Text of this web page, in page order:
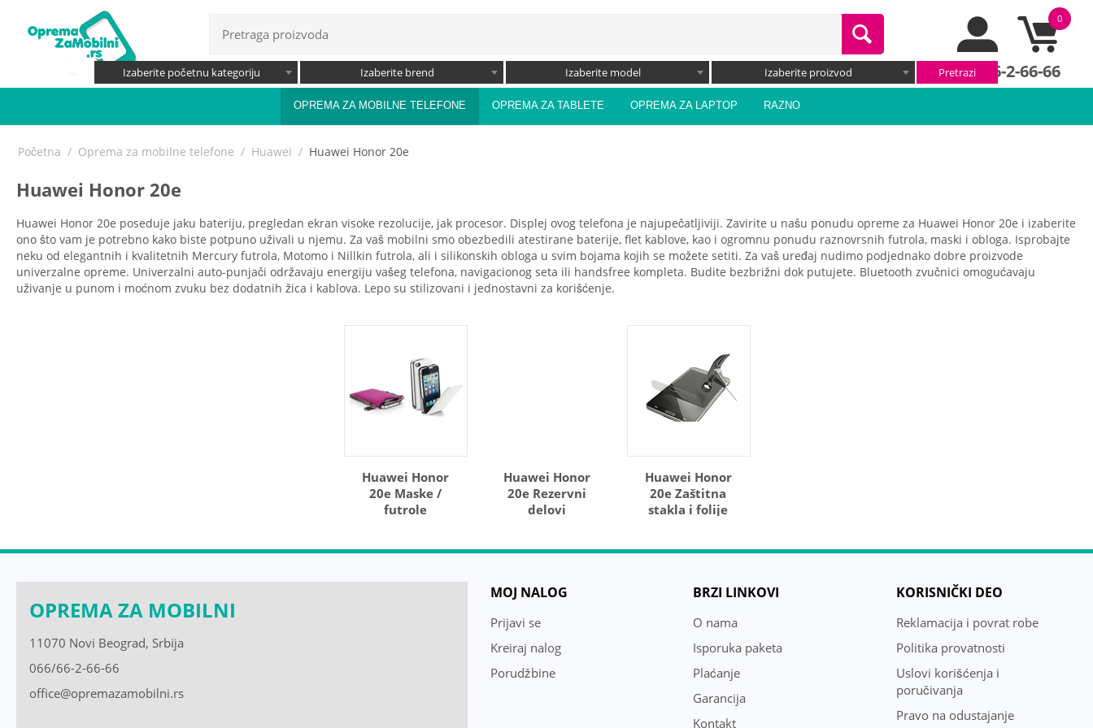
0
066/66-2-66-66
Izaberite početnu kategoriju Izaberite brend Izaberite model Izaberite proizvod
OPREMA ZA MOBILNE TELEFONE OPREMA ZA TABLETE OPREMA ZA LAPTOP RAZNO
Početna / Oprema za mobilne telefone / Huawei / Huawei Honor 20e
Huawei Honor 20e
Huawei Honor 20e poseduje jaku bateriju, pregledan ekran visoke rezolucije, jak procesor. Displej ovog telefona je najupečatljiviji. Zavirite u našu ponudu opreme za Huawei Honor 20e i izaberite
ono što vam je potrebno kako biste potpuno uživali u njemu. Za vaš mobilni smo obezbedili atestirane baterije, flet kablove, kao i ogromnu ponudu raznovrsnih futrola, maski i obloga. Isprobajte
neku od elegantnih i kvalitetnih Mercury futrola, Motomo i Nillkin futrola, ali i silikonskih obloga u svim bojama kojih se možete setiti. Za vaš uređaj nudimo podjednako dobre proizvode
univerzalne opreme. Univerzalni auto-punjači održavaju energiju vašeg telefona, navigacionog seta ili handsfree kompleta. Budite bezbrižni dok putujete. Bluetooth zvučnici omogućavaju
uživanje u punom i moćnom zvuku bez dodatnih žica i kablova. Lepo su stilizovani i jednostavni za korišćenje.
Huawei Honor
20e Maske /
futrole
Huawei Honor
20e Rezervni
delovi
Huawei Honor
20e Zaštitna
stakla i folije
OPREMA ZA MOBILNI
11070 Novi Beograd, Srbija
066/66-2-66-66
office@opremazamobilni.rs
MOJ NALOG
Prijavi se
Kreiraj nalog
Porudžbine
BRZI LINKOVI
O nama
Isporuka paketa
Plaćanje
Garancija
Kontakt
KORISNIČKI DEO
Reklamacija i povrat robe
Politika provatnosti
Uslovi korišćenja i
poručivanja
Pravo na odustajanje